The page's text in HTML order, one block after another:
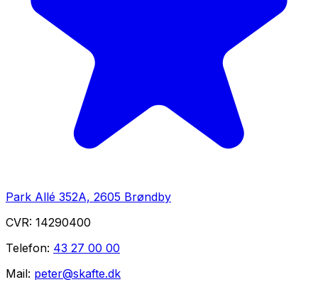
Park Allé 352A, 2605 Brøndby
CVR: 14290400
Telefon: 43 27 00 00
Mail: peter@skafte.dk